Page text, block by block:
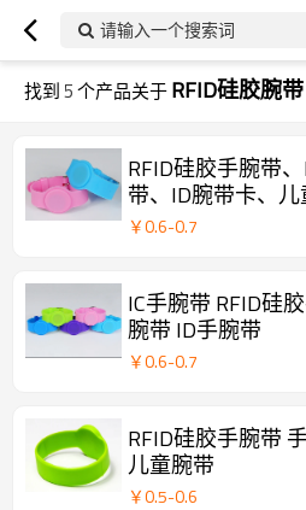
请输入一个搜索词
找到5个产品关于RFID硅胶腕带
RFID硅胶手腕带
带、ID腕带卡、
￥0.6-0.7
IC手腕带 RFID硅
腕带 ID手腕带
￥0.6-0.7
RFID硅胶手腕带
儿童腕带
￥0.5-0.6